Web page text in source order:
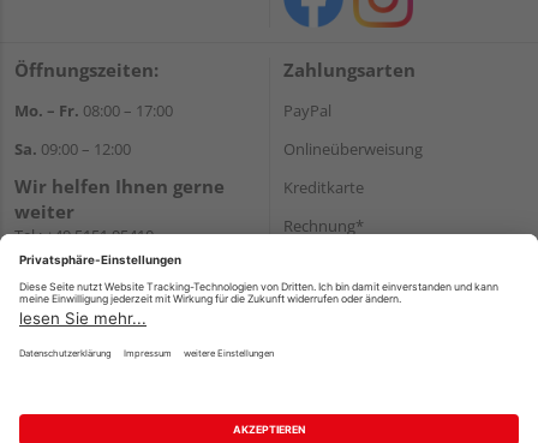
Öffnungszeiten:
Mo. – Fr. 08:00 – 17:00
Sa. 09:00 – 12:00
Wir helfen Ihnen gerne
weiter
Tel.:+49 5151 95410
E-Mail:shop@holzland-koenig.de
Zahlungsarten
PayPal
Onlineüberweisung
Kreditkarte
Rechnung*
Versand
Impressum AGB Widerruf
Datenschutz